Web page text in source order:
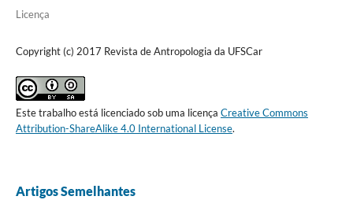
Licença
Copyright (c) 2017 Revista de Antropologia da UFSCar
Este trabalho está licenciado sob uma licença Creative Commons
Attribution-ShareAlike 4.0 International License.
Artigos Semelhantes